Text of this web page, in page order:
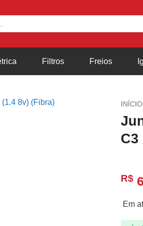
Filtros Freios
INÍCIO
C3
R$
Em